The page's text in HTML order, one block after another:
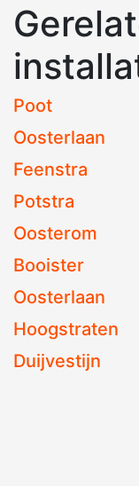
Poot
Oosterlaan
Feenstra
Potstra
Oosterom
Booister
Oosterlaan
Hoogstraten
Duijvestijn